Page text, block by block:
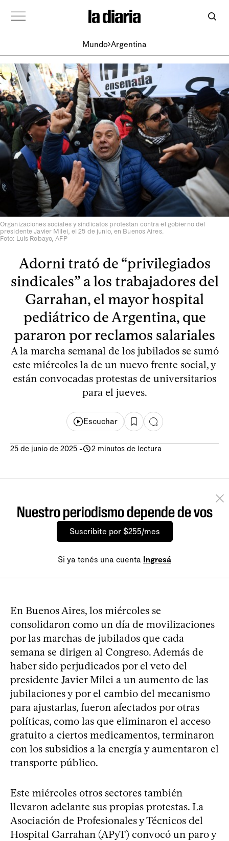
Mundo Argentina
Organizaciones sociales y sindicatos protestan contra el gobierno del
presidente Javier Milei, el 25 de junio, en Buenos Aires.
Foto: Luis Robayo, AFP
Adorni trató de “privilegiados
sindicales” a los trabajadores del
Garrahan, el mayor hospital
pediátrico de Argentina, que
pararon por reclamos salariales
A la marcha semanal de los jubilados se sumó
este miércoles la de un nuevo frente social, y
están convocadas protestas de universitarios
para el jueves.
Escuchar
25 de junio de 2025 - 2 minutos de lectura
Nuestro periodismo depende de vos
Suscribite por $255/mes
Si ya tenés una cuenta Ingresá
En Buenos Aires, los miércoles se
consolidaron como un día de movilizaciones
por las marchas de jubilados que cada
semana se dirigen al Congreso. Además de
haber sido perjudicados por el veto del
presidente Javier Milei a un aumento de las
jubilaciones y por el cambio del mecanismo
para ajustarlas, fueron afectados por otras
políticas, como las que eliminaron el acceso
gratuito a ciertos medicamentos, terminaron
con los subsidios a la energía y aumentaron el
transporte público.
Este miércoles otros sectores también
llevaron adelante sus propias protestas. La
Asociación de Profesionales y Técnicos del
Hospital Garrahan (APyT) convocó un paro y